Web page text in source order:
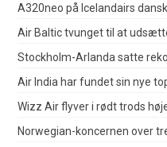
A320neo på Icelandairs
Air Baltic tvunget til at
Stockholm-Arlanda satte
Air India har fundet sin nye
Wizz Air flyver i rødt trods
Norwegian-koncernen over